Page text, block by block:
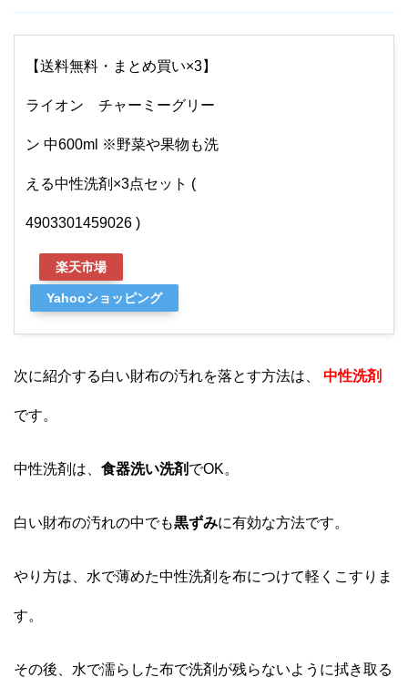
【送料無料・まとめ買い×3】
ライオン チャーミーグリー
ン 中600ml ※野菜や果物も洗
える中性洗剤×3点セット (
4903301459026 )
楽天市場
Yahooショッピング
次に紹介する白い財布の汚れを落とす方法は、 中性洗剤
です。
中性洗剤は、 食器洗い洗剤 でOK。
白い財布の汚れの中でも黒ずみに有効な方法です。
やり方は、水で薄めた中性洗剤を布につけて軽くこすりま
す。
その後、水で濡らした布で洗剤が残らないように拭き取る